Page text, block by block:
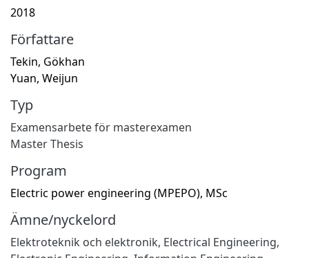
2018
Författare
Tekin, Gökhan
Yuan, Weijun
Typ
Examensarbete för masterexamen
Master Thesis
Program
Electric power engineering (MPEPO), MSc
Ämne/nyckelord
Elektroteknik och elektronik, Electrical Engineering,